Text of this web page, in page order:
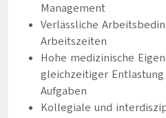
Management
Verlässliche
Arbeitszeiten
Hohe medizinische
gleichzeitiger
Aufgaben
Kollegiale und